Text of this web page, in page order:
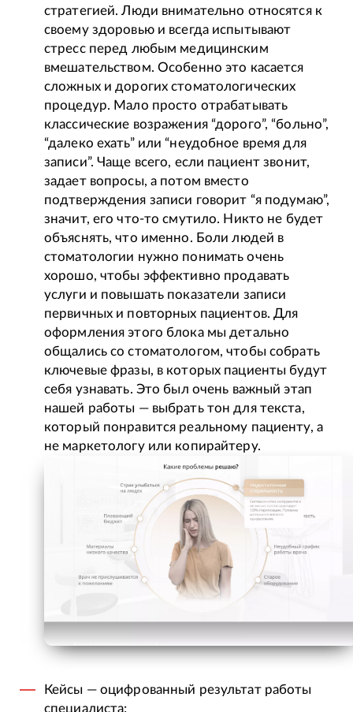
стратегией. Люди внимательно относятся к
своему здоровью и всегда испытывают
стресс перед любым медицинским
вмешательством. Особенно это касается
сложных и дорогих стоматологических
процедур. Мало просто отрабатывать
классические возражения “дорого”, “больно”,
“далеко ехать” или “неудобное время для
записи”. Чаще всего, если пациент звонит,
задает вопросы, а потом вместо
подтверждения записи говорит “я подумаю”,
значит, его что-то смутило. Никто не будет
объяснять, что именно. Боли людей в
стоматологии нужно понимать очень
хорошо, чтобы эффективно продавать
услуги и повышать показатели записи
первичных и повторных пациентов. Для
оформления этого блока мы детально
общались со стоматологом, чтобы собрать
ключевые фразы, в которых пациенты будут
себя узнавать. Это был очень важный этап
нашей работы — выбрать тон для текста,
который понравится реальному пациенту, а
не маркетологу или копирайтеру.
Кейсы — оцифрованный результат работы
специалиста: